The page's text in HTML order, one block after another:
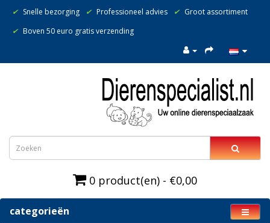
✔ Snelle bezorging ✔ Professioneel advies ✔ Groot assortiment
✔ Boven 50 euro gratis verzending
0 product(en) - €0,00
categorieën